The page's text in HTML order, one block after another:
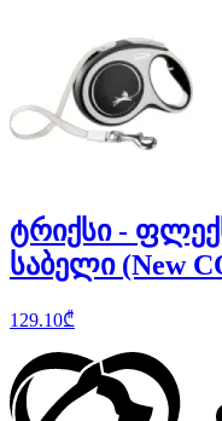
ტრიქსი -
საბელი (New
129.10₾